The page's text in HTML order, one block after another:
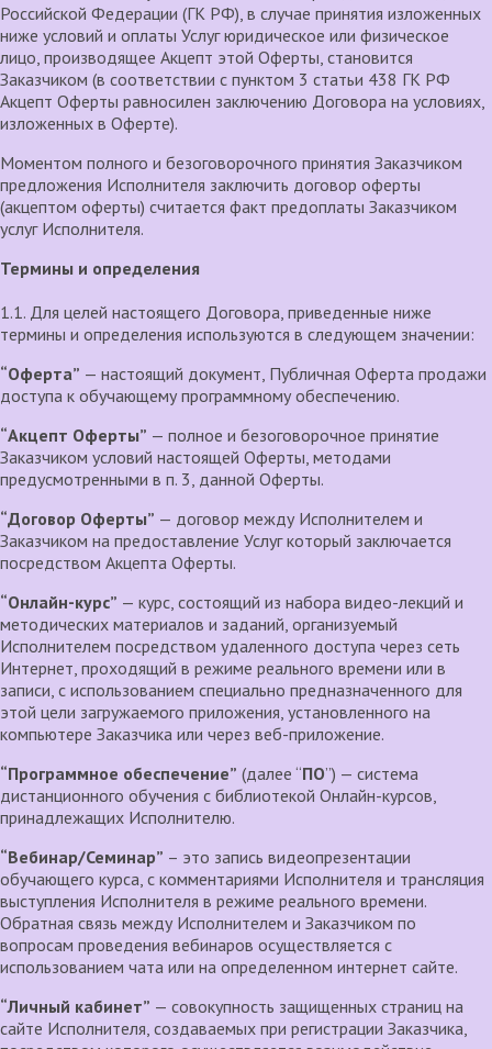
Российской Федерации (ГК РФ), в случае принятия изложенных
ниже условий и оплаты Услуг юридическое или физическое
лицо, производящее Акцепт этой Оферты, становится
Заказчиком (в соответствии с пунктом 3 статьи 438 ГК РФ
Акцепт Оферты равносилен заключению Договора на условиях,
изложенных в Оферте).
Моментом полного и безоговорочного принятия Заказчиком
предложения Исполнителя заключить договор оферты
(акцептом оферты) считается факт предоплаты Заказчиком
услуг Исполнителя.
Термины и определения
1.1. Для целей настоящего Договора, приведенные ниже
термины и определения используются в следующем значении:
“Оферта” — настоящий документ, Публичная Оферта продажи
доступа к обучающему программному обеспечению.
“Акцепт Оферты” — полное и безоговорочное принятие
Заказчиком условий настоящей Оферты, методами
предусмотренными в п. 3, данной Оферты.
“Договор Оферты” — договор между Исполнителем и
Заказчиком на предоставление Услуг который заключается
посредством Акцепта Оферты.
“Онлайн-курс” — курс, состоящий из набора видео-лекций и
методических материалов и заданий, организуемый
Исполнителем посредством удаленного доступа через сеть
Интернет, проходящий в режиме реального времени или в
записи, с использованием специально предназначенного для
этой цели загружаемого приложения, установленного на
компьютере Заказчика или через веб-приложение.
“Программное обеспечение” (далее “ПО”) — система
дистанционного обучения с библиотекой Онлайн-курсов,
принадлежащих Исполнителю.
“Вебинар/Семинар” – это запись видеопрезентации
обучающего курса, с комментариями Исполнителя и трансляция
выступления Исполнителя в режиме реального времени.
Обратная связь между Исполнителем и Заказчиком по
вопросам проведения вебинаров осуществляется с
использованием чата или на определенном интернет сайте.
“Личный кабинет” — совокупность защищенных страниц на
сайте Исполнителя, создаваемых при регистрации Заказчика,